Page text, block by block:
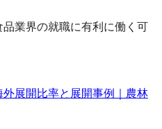
業界の就職に有利に働く可
展開比率と展開事例｜農林